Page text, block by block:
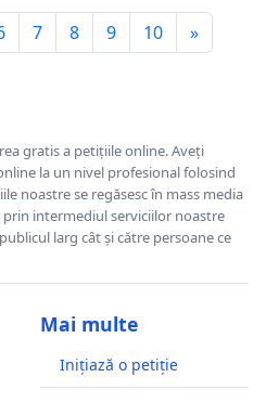
7 8 9 10 »
gratis a petițiile online. Aveți
la un nivel profesional folosind
noastre se regăsesc în mass media
intermediul serviciilor noastre
larg cât și către persoane ce
Mai multe
Inițiază o petiție